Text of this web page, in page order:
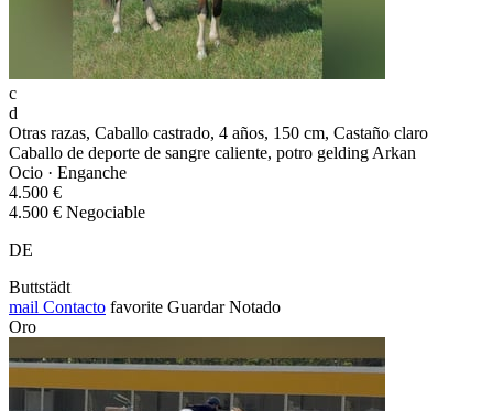
c
d
Otras razas, Caballo castrado, 4 años, 150 cm, Castaño claro
Caballo de deporte de sangre caliente, potro gelding Arkan
Ocio · Enganche
4.500 €
4.500 € Negociable
DE
Buttstädt
mail Contacto favorite Guardar Notado
Oro